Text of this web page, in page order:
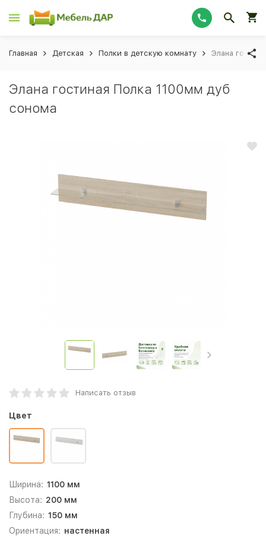
Главная Детская Полки в детскую комнату Элана
Элана гостиная Полка 1100мм дуб
сонома
Написать отзыв
Цвет
Ширина: 1100 мм
Высота: 200 мм
Глубина: 150 мм
Ориентация: настенная